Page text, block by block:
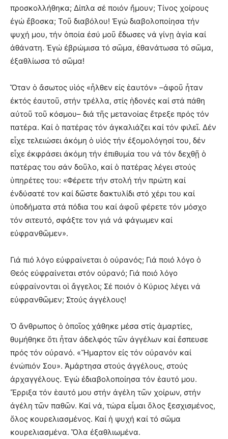
προσκολλήθηκα; Δίπλα σέ ποιόν ἤμουν; Τίνος χοίρους
ἐγώ ἔβοσκα; Τοῦ διαβόλου! Ἐγώ διαβολοποίησα τήν
ψυχή μου, τήν ὁποία ἐσύ μοῦ ἔδωσες νά γίνῃ ἁγία καί
ἀθάνατη. Ἐγώ ἐβρώμισα τό σῶμα, ἐθανάτωσα τό σῶμα,
ἐξαθλίωσα τό σῶμα!
Ὅταν ὁ ἄσωτος υἱός «ἦλθεν εἰς ἑαυτόν» –ἀφοῦ ἦταν
ἐκτός ἐαυτοῦ, στήν τρέλλα, στίς ἡδονές καί στά πάθη
αὐτοῦ τοῦ κόσμου– διά τῆς μετανοίας ἔτρεξε πρός τόν
πατέρα. Καί ὁ πατέρας τόν ἀγκαλιάζει καί τόν φιλεῖ. Δέν
εἶχε τελειώσει ἀκόμη ὁ υἱός τήν ἐξομολόγησί του, δέν
εἶχε ἐκφράσει ἀκόμη τήν ἐπιθυμία του νά τόν δεχθῇ ὁ
πατέρας του σάν δοῦλο, καί ὁ πατέρας λέγει στούς
ὑπηρέτες του: «Φέρετε τήν στολή τήν πρώτη καί
ἐνδύσατέ τον καί δῶστε δακτυλίδι στό χέρι του καί
ὑποδήματα στά πόδια του καί ἀφοῦ φέρετε τόν μόσχο
τόν σιτευτό, σφάξτε τον γιά νά φάγωμεν καί
εὐφρανθῶμεν».
Γιά πιό λόγο εὐφραίνεται ὁ οὐρανός; Γιά ποιό λόγο ὁ
Θεός εὐφραίνεται στόν οὐρανό; Γιά ποιό λόγο
εὐφραίνονται οἱ ἄγγελοι; Σέ ποιόν ὁ Κύριος λέγει νά
εὐφρανθῶμεν; Στούς ἀγγέλους!
Ὁ ἄνθρωπος ὁ ὁποῖος χάθηκε μέσα στίς ἁμαρτίες,
θυμήθηκε ὅτι ἦταν ἀδελφός τῶν ἀγγέλων καί ἔσπευσε
πρός τόν οὐρανό. «Ἥμαρτον εἰς τόν οὐρανόν καί
ἐνώπιόν Σου». Ἁμάρτησα στούς ἀγγέλους, στούς
ἀρχαγγέλους. Ἐγώ ἐδιαβολοποίησα τόν ἑαυτό μου.
Ἔρριξα τόν ἑαυτό μου στήν ἀγέλη τῶν χοίρων, στήν
ἀγέλη τῶν παθῶν. Καί νά, τώρα εἶμαι ὅλος ξεσχισμένος,
ὅλος κουρελιασμένος. Καί ἡ ψυχή καί τό σῶμα
κουρελιασμένα. Ὅλα ἐξαθλιωμένα.